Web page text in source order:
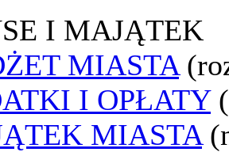
I MAJĄTEK
MIASTA
I OPŁATY
MIASTA